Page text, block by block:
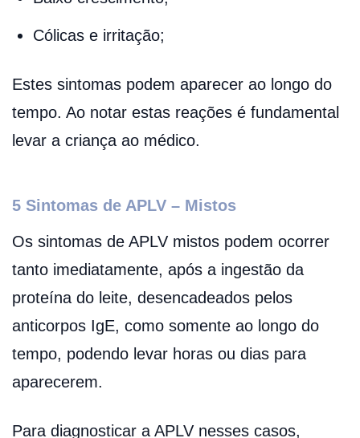
Cólicas e irritação;
Estes sintomas podem aparecer ao longo do
tempo. Ao notar estas reações é fundamental
levar a criança ao médico.
5 Sintomas de APLV – Mistos
Os sintomas de APLV mistos podem ocorrer
tanto imediatamente, após a ingestão da
proteína do leite, desencadeados pelos
anticorpos IgE, como somente ao longo do
tempo, podendo levar horas ou dias para
aparecerem.
Para diagnosticar a APLV nesses casos,